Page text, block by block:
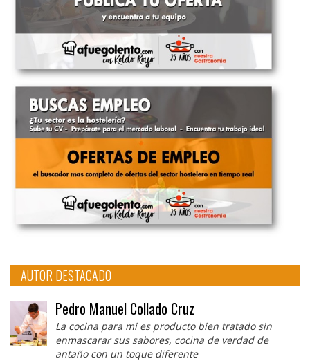
AUTOR DESTACADO
Pedro Manuel Collado Cruz
La cocina para mi es producto bien tratado sin
enmascarar sus sabores, cocina de verdad de
antaño con un toque diferente